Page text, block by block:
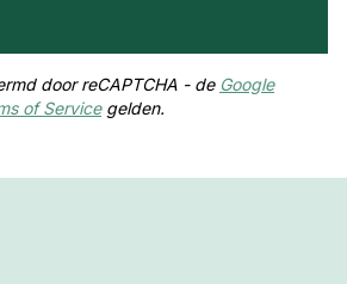
door reCAPTCHA - de Google
of Servicegelden.